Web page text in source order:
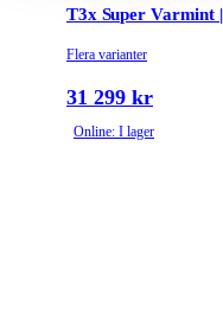
T3x Super Varmint
Flera varianter
31 299 kr
Online: I lager